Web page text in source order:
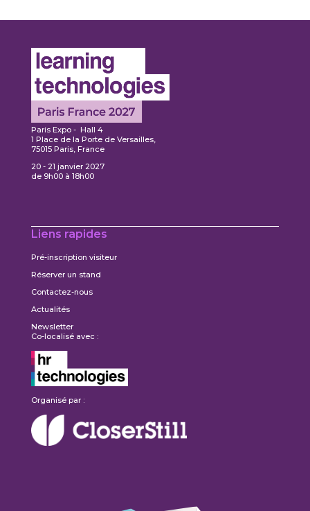
En savoir
plus
Paris Expo - Hall 4
1 Place de la Porte de Versailles,
75015 Paris, France
20 - 21 janvier 2027
de 9h00 à 18h00
Liens rapides
Pré-inscription visiteur
Réserver un stand
Contactez-nous
Actualités
Newsletter
Co-localisé avec :
Organisé par :